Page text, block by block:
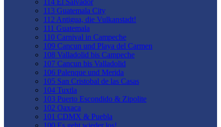
114 El Salvador
113 Guatemala City
112 Antigua, die Vulkanstadt!
111 Guatemala
110 Carnival in Campeche
109 Cancun und Playa del Carmen
108 Valladolid bis Campeche
107 Cancun bis Valladolid
106 Palenque und Merida
105 San Cristobal de las Casas
104 Tuxtla
103 Puerto Escondido & Zipolite
102 Oaxaca
101 CDMX & Puebla
100 Es geht wieder los!